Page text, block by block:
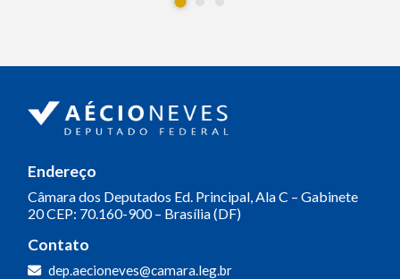
Endereço
Câmara dos Deputados Ed. Principal, Ala C – Gabinete
20CEP: 70.160-900 – Brasília (DF)
Contato
dep.aecioneves@camara.leg.br